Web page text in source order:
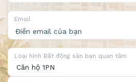
Email
Loại hình Bất động sản bạn quan tâm